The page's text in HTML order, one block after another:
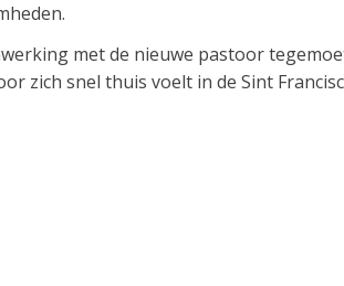
met de nieuwe pastoor
zich snel thuis voelt in de Sint